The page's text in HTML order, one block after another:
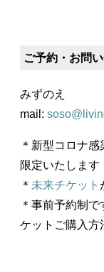
ご予約・お問
みずのえ
mail:
＊新型コロナ
限定いたします
＊ 未来チケット
＊事前予約制
ケットご購入方